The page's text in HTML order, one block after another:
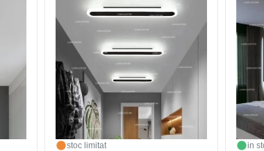
stoc limitat in